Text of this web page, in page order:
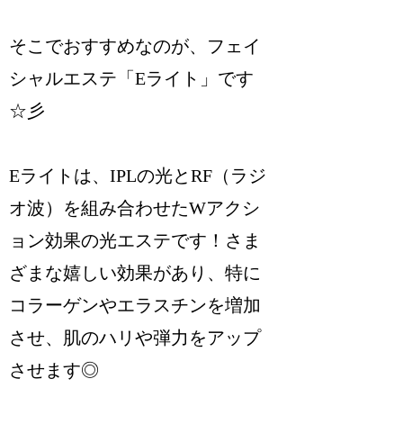
そこでおすすめなのが、フェイ
シャルエステ「Eライト」です
☆彡
Eライトは、IPLの光とRF（ラジ
オ波）を組み合わせたWアクシ
ョン効果の光エステです！さま
ざまな嬉しい効果があり、特に
コラーゲンやエラスチンを増加
させ、肌のハリや弾力をアップ
させます◎